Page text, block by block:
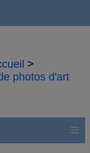
>
photos d'art
≡